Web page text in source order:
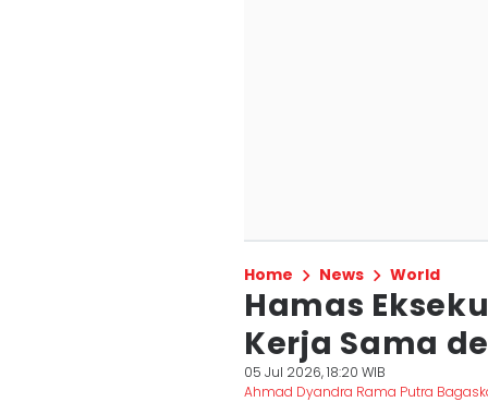
Home News World
Hamas
Kerja Sama
05 Jul 2026, 18:20 WIB
Ahmad Dyandra Rama Putra